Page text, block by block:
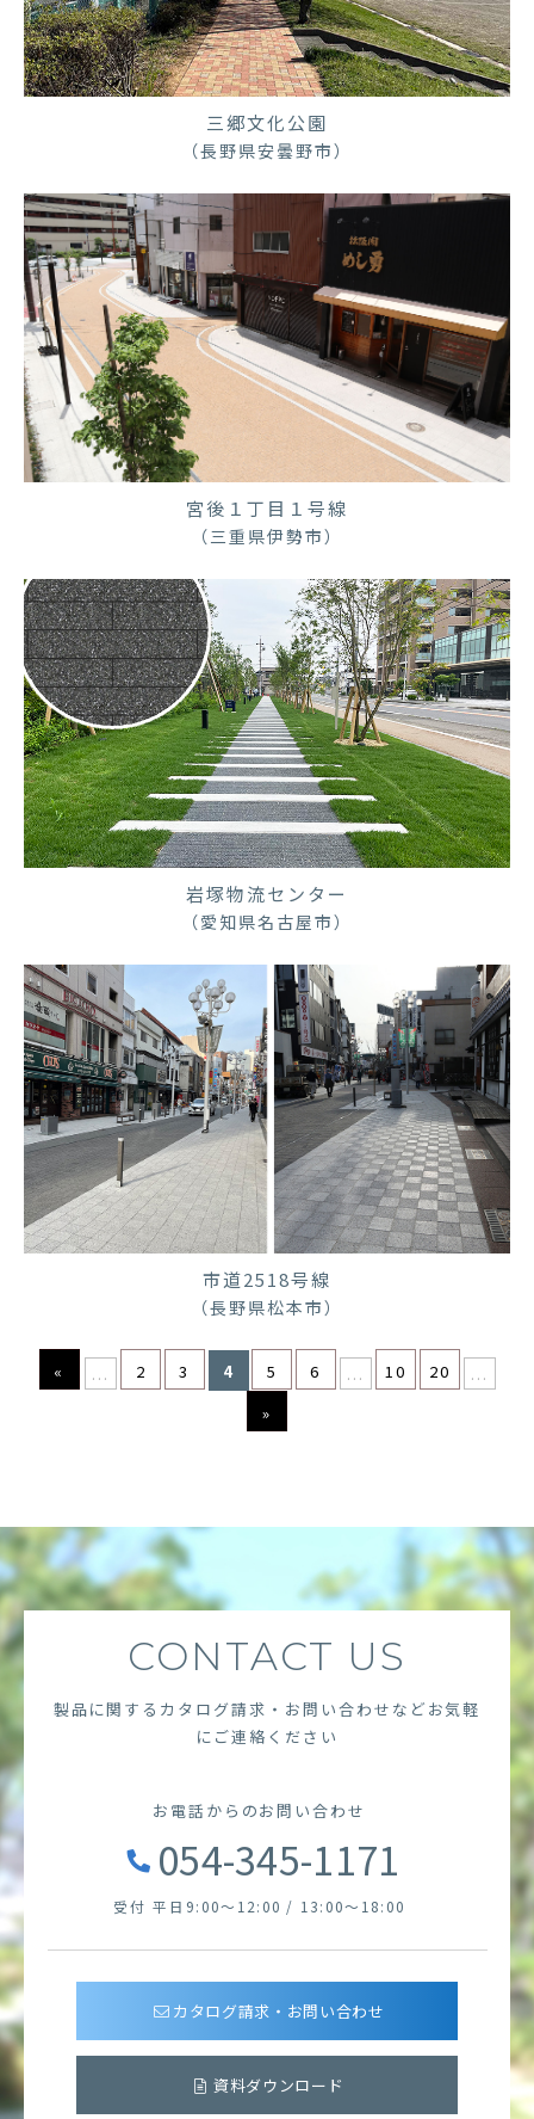
三郷文化公園
（長野県安曇野市）
宮後１丁目１号線
（三重県伊勢市）
岩塚物流センター
（愛知県名古屋市）
市道2518号線
（長野県松本市）
« ... 2 3 4 5 6 ... 10 20
...
»
CONTACT US
製品に関するカタログ請求・お問い合わせなど お気軽
にご連絡ください
お電話からのお問い合わせ
054-345-1171
受付 平日9:00～12:00 / 13:00～18:00
カタログ請求・お問い合わせ
資料ダウンロード